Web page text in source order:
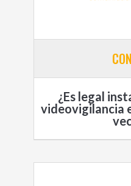
¿Es legal
videovigilancia